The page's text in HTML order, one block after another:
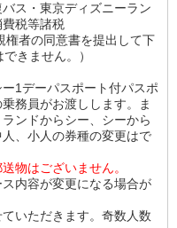
ス・東京ディズニーラン
費税等諸税
者の同意書を提出して下
きません。）
1デーパスポート付パスポ
務員がお渡しします。ま
ンドからシー、シーから
、小人の券種の変更はで
物はございません。
内容が変更になる場合が
いただきます。奇数人数